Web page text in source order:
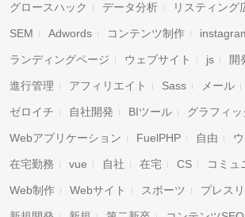
グロースハック データ分析 リスティング
SEM Adwords コンテンツ制作
ランディングページ ウェブサイト js 開
進行管理 アフィリエイト Sass メール
ゼロイチ 自社開発 BIツール グラフィ
Webアプリケーション FuelPHP 自由
在宅勤務 vue 自社 在宅 CS コミュ
Web制作 Webサイト スポーツ プレス